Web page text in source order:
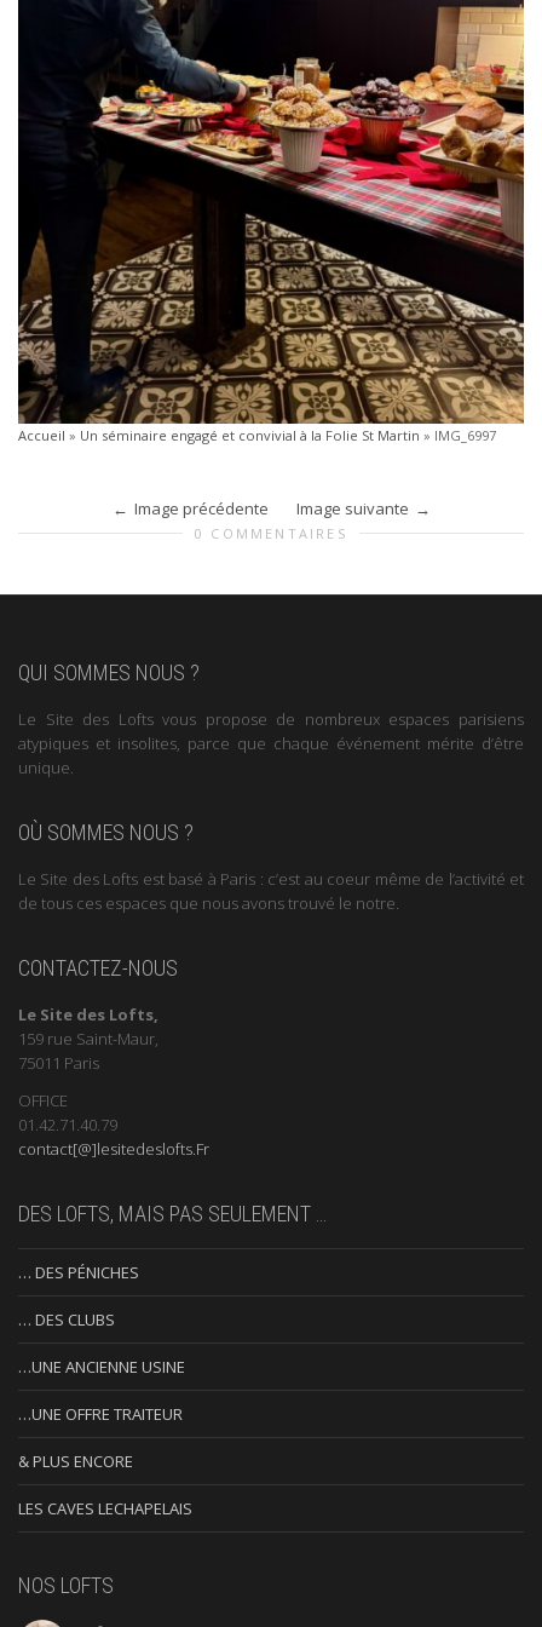
Accueil » Un séminaire engagé et convivial à la Folie St Martin » IMG_6997
Image précédente Image suivante
0 COMMENTAIRES
QUI SOMMES NOUS ?
Le Site des Lofts vous propose de nombreux espaces parisiens
atypiques et insolites, parce que chaque événement mérite d’être
unique.
OÙ SOMMES NOUS ?
Le Site des Lofts est basé à Paris : c’est au coeur même de l’activité et
de tous ces espaces que nous avons trouvé le notre.
CONTACTEZ-NOUS
Le Site des Lofts,
159 rue Saint-Maur,
75011 Paris
OFFICE
01.42.71.40.79
contact[@]lesitedeslofts.Fr
DES LOFTS, MAIS PAS SEULEMENT …
… DES PÉNICHES
… DES CLUBS
…UNE ANCIENNE USINE
…UNE OFFRE TRAITEUR
& PLUS ENCORE
LES CAVES LECHAPELAIS
NOS LOFTS